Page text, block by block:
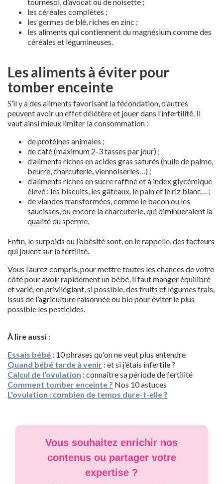
les céréales complètes ;
les germes de blé, riches en zinc ;
les aliments qui contiennent du magnésium comme des
céréales et légumineuses.
Les aliments à éviter pour
tomber enceinte
S’il y a des aliments favorisant la fécondation, d’autres
peuvent avoir un effet délétère et jouer dans l’infertilité. Il
vaut ainsi mieux limiter la consommation :
de protéines animales ;
de café (maximum 2-3 tasses par jour) ;
d’aliments riches en acides gras saturés (huile de palme,
beurre, charcuterie, viennoiseries…) ;
d’aliments riches en sucre raffiné et à index glycémique
élevé : les biscuits, les gâteaux, le pain et le riz blanc… ;
de viandes transformées, comme le bacon ou les
saucisses, ou encore la charcuterie, qui diminueraient la
qualité du sperme.
Enfin, le surpoids ou l’obésité sont, on le rappelle, des facteurs
qui jouent sur la fertilité.
Vous l’aurez compris, pour mettre toutes les chances de votre
côté pour avoir rapidement un bébé, il faut manger équilibré
et varié, en privilégiant, si possible, des fruits et légumes frais,
issus de l’agriculture raisonnée ou bio pour éviter le plus
possible les pesticides.
À lire aussi :
Essais bébé : 10 phrases qu'on ne veut plus entendre
Quand bébé tarde à venir : et si j’étais infertile ?
Calcul de l'ovulation : connaître sa période de fertilité
Comment tomber enceinte ? Nos 10 astuces
L'ovulation : combien de temps dure-t-elle ?
Vous souhaitez enrichir nos
contenus ou partager votre
expertise ?